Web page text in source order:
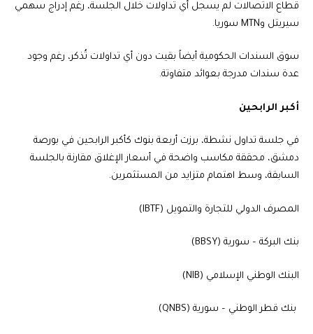
قطاع الاتصالات لم يسجل أي تداولات خلال الجلسة، رغم إدراج سهمي
سيريتل وMTN سوريا.
سوق السندات الحكومية أيضاً بقيت دون أي تداولات تُذكر، رغم وجود
عدة سندات مدرجة بعوائد متفاوتة.
أكبر الرابحين
في جلسة تداول نشطة، برزت أربعة بنوك كأكبر الرابحين في بورصة
دمشق، محققة مكاسب واضحة في أسعار الإغلاق مقارنة بالجلسة
السابقة، وسط اهتمام متزايد من المستثمرين.
المصرف الدولي للتجارة والتمويل (IBTF)
بنك البركة – سورية (BBSY)
البنك الوطني الإسلامي (NIB)
بنك قطر الوطني – سورية (QNBS)